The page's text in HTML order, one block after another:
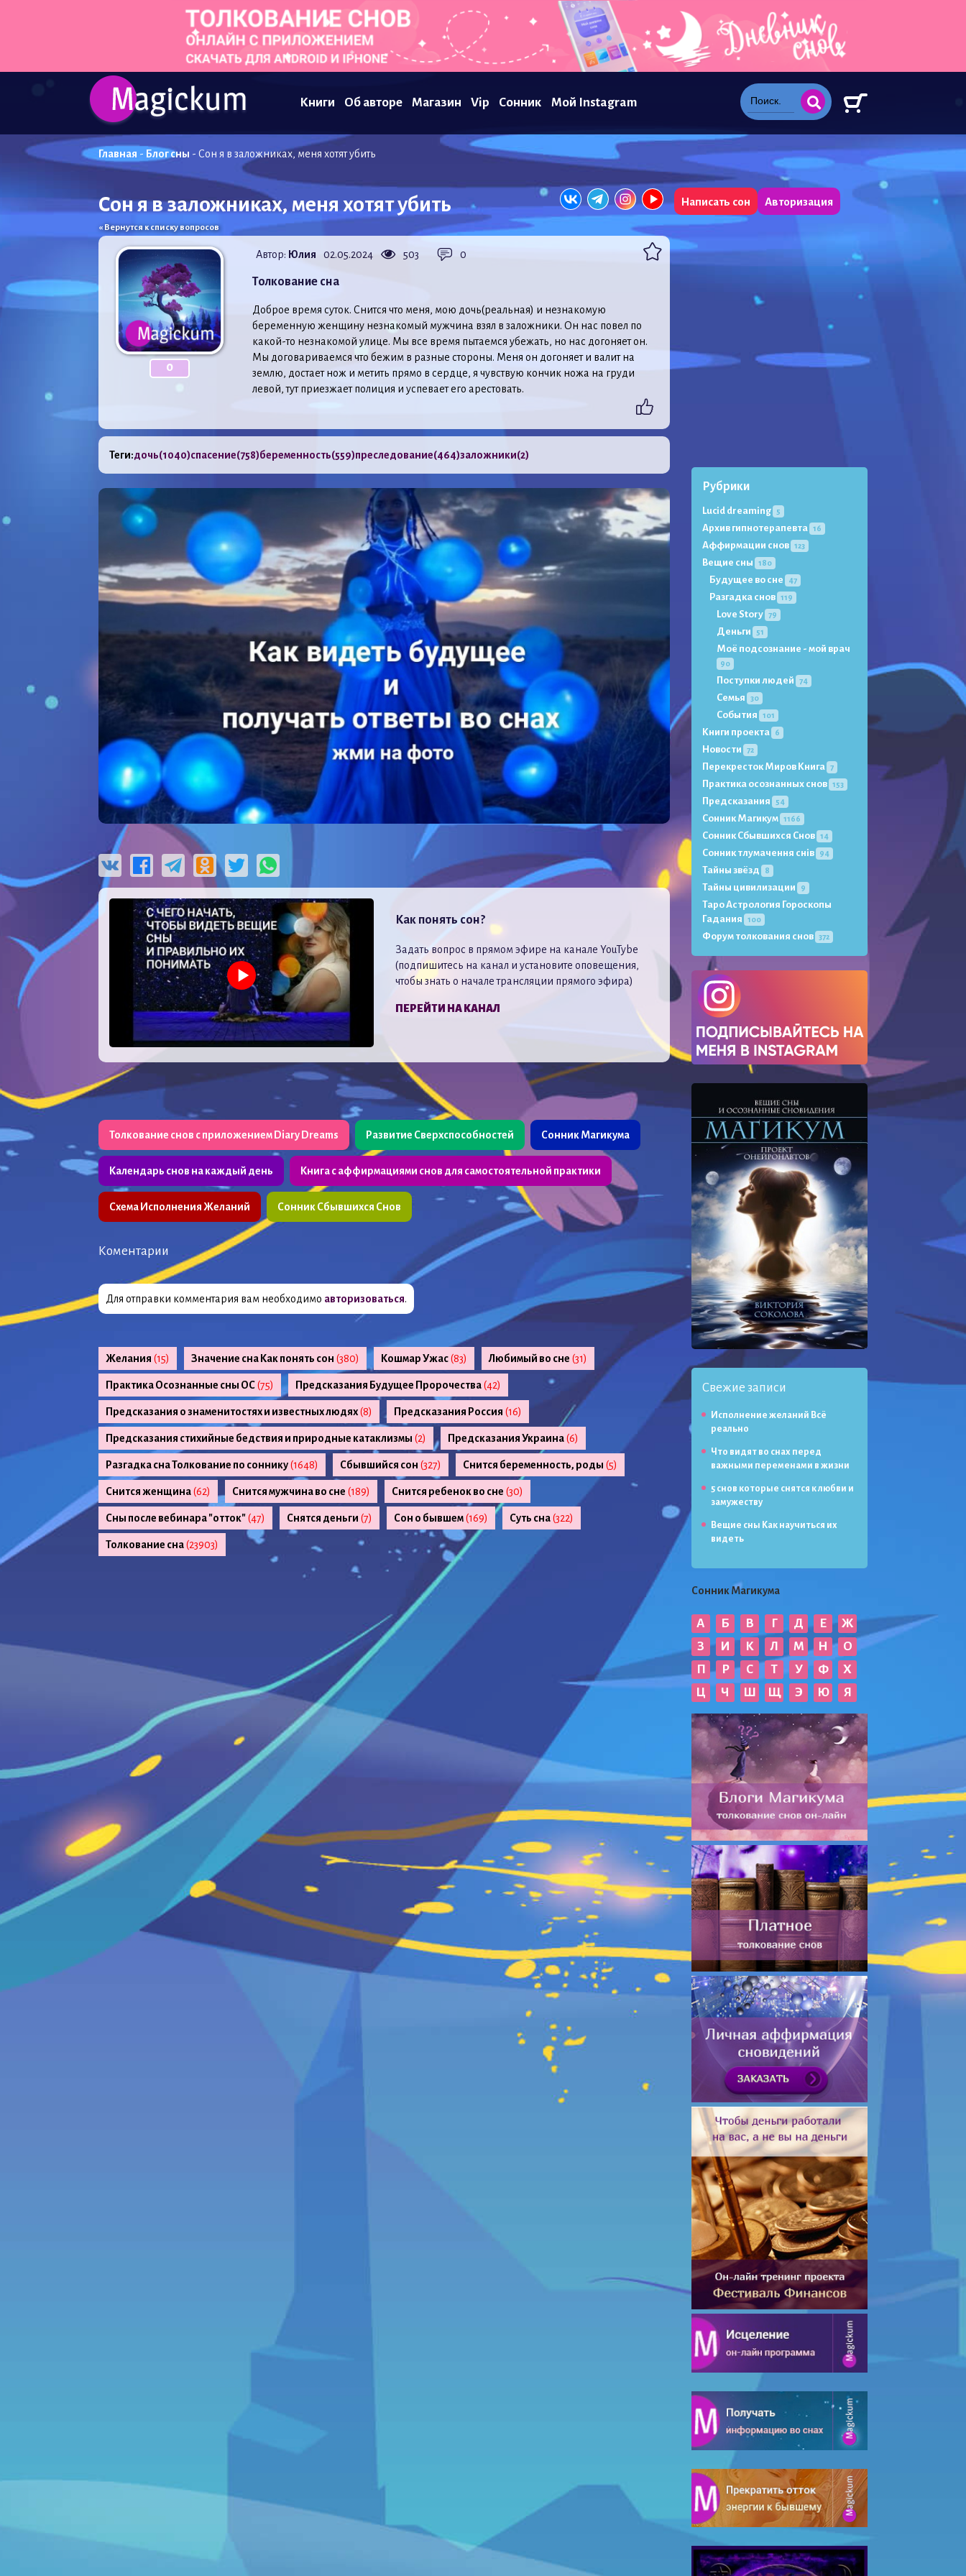
Книги Об авторе Магазин Vip Сонник Мой Instagram
Главная - Блог сны - Сон я в заложниках, меня хотят убить
Сон я в заложниках, меня хотят убить
« Вернутся к списку вопросов
Написать сон Авторизация
0
Автор: Юлия 02.05.2024 503 0
Толкование сна
Доброе время суток. Снится что меня, мою дочь(реальная) и незнакомую
беременную женщину незнакомый мужчина взял в заложники. Он нас повел по
какой-то незнакомой улице. Мы все время пытаемся убежать, но нас догоняет он.
Мы договариваемся что бежим в разные стороны. Меня он догоняет и валит на
землю, достает нож и метить прямо в сердце, я чувствую кончик ножа на груди
левой, тут приезжает полиция и успевает его арестовать.
Теги:дочь(1040)спасение(758)беременность(559)преследование(464)заложники(2)
Как понять сон?
Задать вопрос в прямом эфире на канале YouTybe
(подпишитесь на канал и установите оповещения,
чтобы знать о начале трансляции прямого эфира)
ПЕРЕЙТИ НА КАНАЛ
Толкование снов с приложением Diary Dreams Развитие Сверхспособностей Сонник Магикума
Календарь снов на каждый день Книга с аффирмациями снов для самостоятельной практики
Схема Исполнения Желаний Сонник Сбывшихся Снов
Коментарии
Для отправки комментария вам необходимо авторизоваться.
Желания (15) Значение сна Как понять сон (380) Кошмар Ужас(83) Любимый во сне (31)
Практика Осознанные сны ОС(75) Предсказания Будущее Пророчества(42)
Предсказания о знаменитостях и известных людях(8) Предсказания Россия (16)
Предсказания стихийные бедствия и природные катаклизмы (2) Предсказания Украина(6)
Разгадка сна Толкование по соннику(1648) Сбывшийся сон (327) Снится беременность, роды (5)
Снится женщина(62) Снится мужчина во сне (189) Снится ребенок во сне (30)
Сны после вебинара "отток"(47) Снятся деньги (7) Сон о бывшем(169) Суть сна(322)
Толкование сна(23903)
Рубрики
Lucid dreaming 5
Архив гипнотерапевта 16
Аффирмации снов 123
Вещие сны 180
Будущее во сне 47
Разгадка снов 119
Love Story 79
Деньги 51
Моё подсознание - мой врач
90
Поступки людей 74
Семья 30
События 101
Книги проекта 6
Новости 72
Перекресток Миров Книга 7
Практика осознанных снов 153
Предсказания 54
Сонник Магикум 1166
Сонник Сбывшихся Снов 14
Сонник тлумачення снів 94
Тайны звёзд 8
Тайны цивилизации 9
Таро Астрология Гороскопы
Гадания
100
Форум толкования снов 372
Свежие записи
Исполнение желаний Всё
реально
Что видят во снах перед
важными переменами в жизни
5 снов которые снятся к любви и
замужеству
Вещие сны Как научиться их
видеть
Сонник Магикума
А Б В Г Д Е
Ж
З
И К Л М Н
О
П
Р С Т У Ф
Х
Ц
Ч Ш Щ Э Ю Я